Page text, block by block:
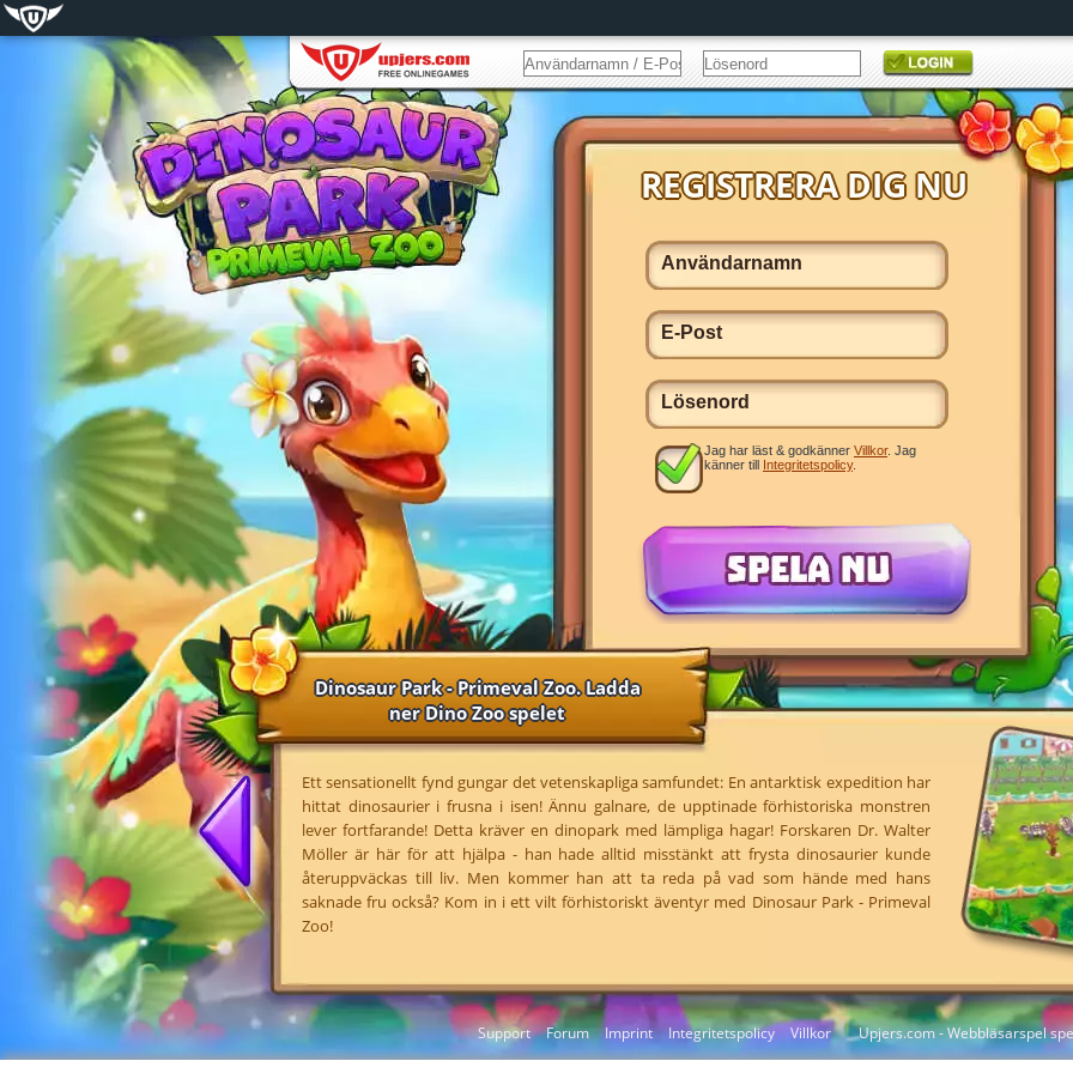
Support Forum Imprint Integritetspolicy Villkor Upjers.com - Webbläsarspel
Dinosaur Park - Primeval Zoo. Ladda
ner Dino Zoo spelet
Ett sensationellt fynd gungar det vetenskapliga samfundet: En antarktisk expedition har
hittat dinosaurier i frusna i isen! Ännu galnare, de upptinade förhistoriska monstren
lever fortfarande! Detta kräver en dinopark med lämpliga hagar! Forskaren Dr. Walter
Möller är här för att hjälpa - han hade alltid misstänkt att frysta dinosaurier kunde
återuppväckas till liv. Men kommer han att ta reda på vad som hände med hans
saknade fru också? Kom in i ett vilt förhistoriskt äventyr med Dinosaur Park - Primeval
Zoo!
Jag har läst & godkänner Villkor. Jag
känner till Integritetspolicy.